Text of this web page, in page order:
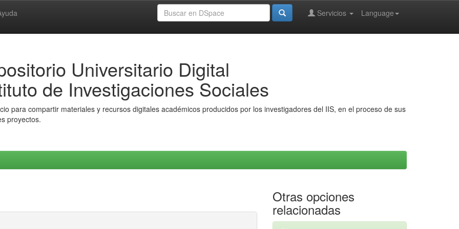
Language
Servicios
Universitario Digital
de Investigaciones Sociales
para compartir materiales y recursos digitales académicos producidos por los investigadores del IIS, en el proceso de sus
proyectos.
Otras opciones
relacionadas